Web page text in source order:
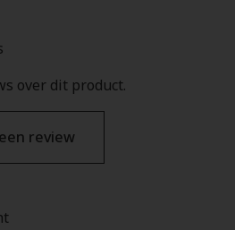
over dit product.
review